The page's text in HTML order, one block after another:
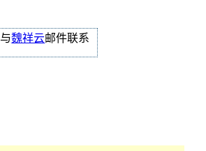
与魏祥云邮件联系